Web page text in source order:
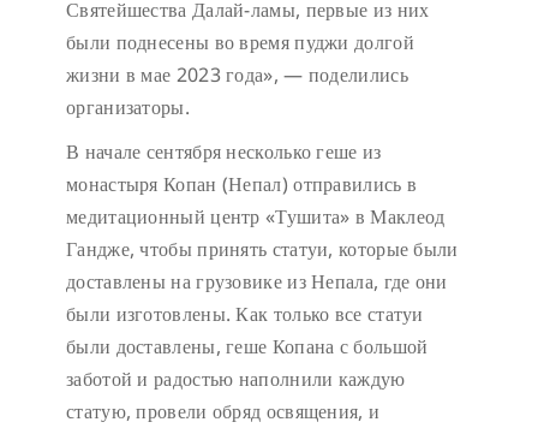
Святейшества Далай-ламы, первые из них
были поднесены во время пуджи долгой
жизни в мае 2023 года», — поделились
организаторы.
В начале сентября несколько геше из
монастыря Копан (Непал) отправились в
медитационный центр «Тушита» в Маклеод
Гандже, чтобы принять статуи, которые были
доставлены на грузовике из Непала, где они
были изготовлены. Как только все статуи
были доставлены, геше Копана с большой
заботой и радостью наполнили каждую
статую, провели обряд освящения, и